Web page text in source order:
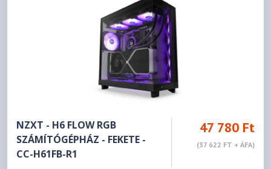
NZXT - H6 FLOW RGB
SZÁMÍTÓGÉPHÁZ - FEKETE -
CC-H61FB-R1
47 780 Ft
(37 622 FT + ÁFA)